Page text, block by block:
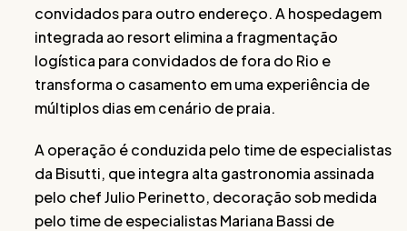
convidados para outro endereço. A hospedagem
integrada ao resort elimina a fragmentação
logística para convidados de fora do Rio e
transforma o casamento em uma experiência de
múltiplos dias em cenário de praia.
A operação é conduzida pelo time de especialistas
da Bisutti, que integra alta gastronomia assinada
pelo chef Julio Perinetto, decoração sob medida
pelo time de especialistas Mariana Bassi de